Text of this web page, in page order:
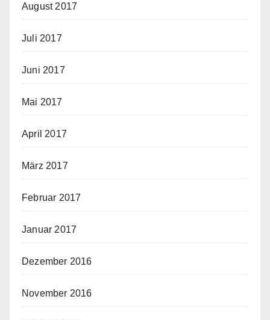
August 2017
Juli 2017
Juni 2017
Mai 2017
April 2017
März 2017
Februar 2017
Januar 2017
Dezember 2016
November 2016